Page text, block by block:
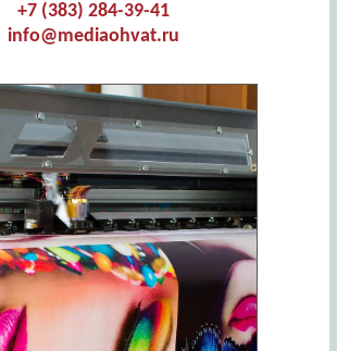
+7 (383) 284-39-41
info@mediaohvat.ru